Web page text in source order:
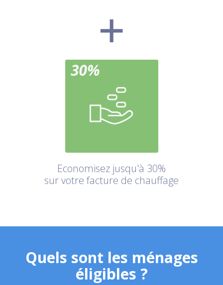
Economisez jusqu'à 30%
sur votre facture de chauffage
Quels sont les ménages
éligibles ?